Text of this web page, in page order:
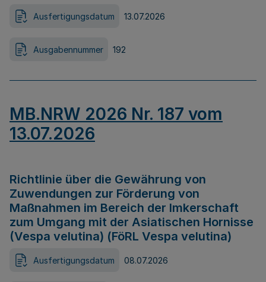
Ausfertigungsdatum 13.07.2026
Ausgabennummer 192
MB.NRW 2026 Nr. 187 vom
13.07.2026
Richtlinie über die Gewährung von
Zuwendungen zur Förderung von
Maßnahmen im Bereich der Imkerschaft
zum Umgang mit der Asiatischen Hornisse
(Vespa velutina) (FöRL Vespa velutina)
Ausfertigungsdatum 08.07.2026